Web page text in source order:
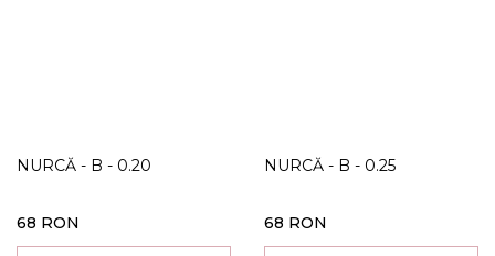
NURCĂ - B - 0.20
68 RON
NURCĂ - B - 0.25
68 RON